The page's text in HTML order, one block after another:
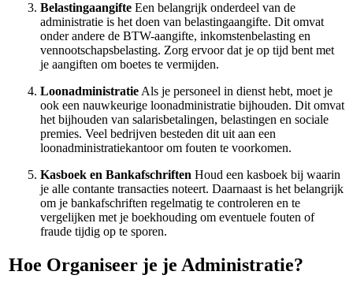
Belastingaangifte Een belangrijk onderdeel van de
administratie is het doen van belastingaangifte. Dit omvat
onder andere de BTW-aangifte, inkomstenbelasting en
vennootschapsbelasting. Zorg ervoor dat je op tijd bent met
je aangiften om boetes te vermijden.
Loonadministratie Als je personeel in dienst hebt, moet je
ook een nauwkeurige loonadministratie bijhouden. Dit omvat
het bijhouden van salarisbetalingen, belastingen en sociale
premies. Veel bedrijven besteden dit uit aan een
loonadministratiekantoor om fouten te voorkomen.
Kasboek en Bankafschriften Houd een kasboek bij waarin
je alle contante transacties noteert. Daarnaast is het belangrijk
om je bankafschriften regelmatig te controleren en te
vergelijken met je boekhouding om eventuele fouten of
fraude tijdig op te sporen.
Hoe Organiseer je je Administratie?